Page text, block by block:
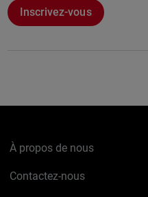
Inscrivez-vous
À propos de nous
Contactez-nous